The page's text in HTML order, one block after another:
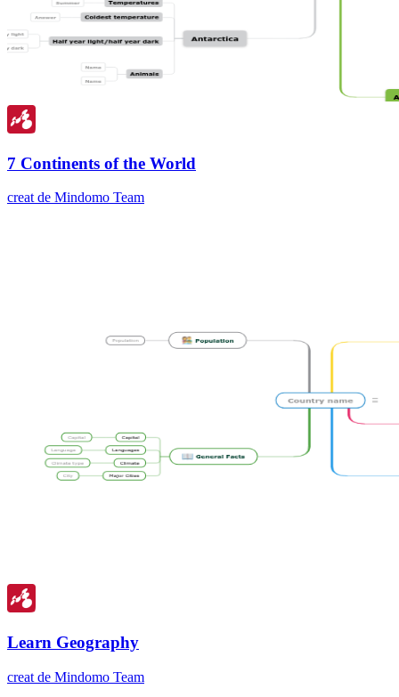
7 Continents of the World
creat de Mindomo Team
Learn Geography
creat de Mindomo Team